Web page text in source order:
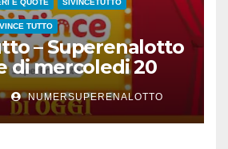
TUTTO
– Superenalotto
di mercoledi 20
numeri vincenti
NUMERSUPERENALOTTO